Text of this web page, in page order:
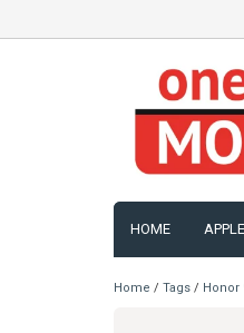
HOME APPLE
Home / Tags / Honor